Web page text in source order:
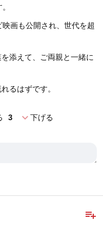
画も公開され、世代を超
添えて、ご両親と一緒に
るはずです。
3 expand_more下げる
playlist_add